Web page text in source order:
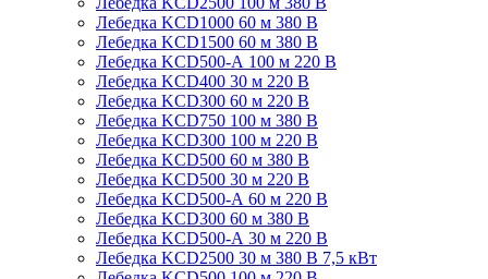
Лебедка KCD1000 60 м 380 В
Лебедка KCD1500 60 м 380 В
Лебедка KCD500-А 100 м 220 В
Лебедка KCD400 30 м 220 В
Лебедка KCD300 60 м 220 В
Лебедка KCD750 100 м 380 В
Лебедка KCD300 100 м 220 В
Лебедка KCD500 60 м 380 В
Лебедка KCD500 30 м 220 В
Лебедка KCD500-А 60 м 220 В
Лебедка KCD300 60 м 380 В
Лебедка KCD500-А 30 м 220 В
Лебедка KCD2500 30 м 380 В 7,5 кВт